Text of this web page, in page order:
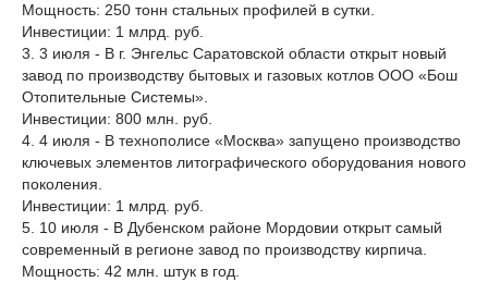
Мощность: 250 тонн стальных профилей в сутки.
Инвестиции: 1 млрд. руб.
3. 3 июля - В г. Энгельс Саратовской области открыт новый
завод по производству бытовых и газовых котлов ООО «Бош
Отопительные Системы».
Инвестиции: 800 млн. руб.
4. 4 июля - В технополисе «Москва» запущено производство
ключевых элементов литографического оборудования нового
поколения.
Инвестиции: 1 млрд. руб.
5. 10 июля - В Дубенском районе Мордовии открыт самый
современный в регионе завод по производству кирпича.
Мощность: 42 млн. штук в год.